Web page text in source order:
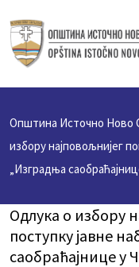
Општина Источно Ново
избору најповољнијег
„Изградња
Одлука о избору
поступку јавне
саобраћајнице у